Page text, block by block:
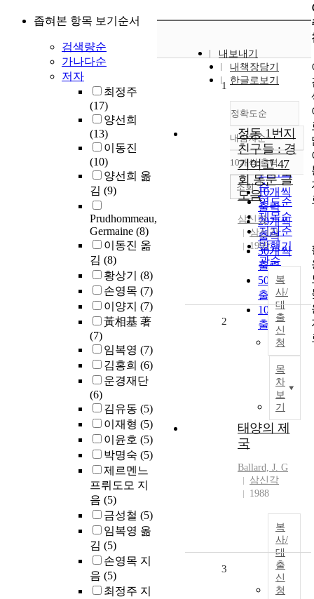
좁혀본 항목 보기순서
검색량순
가나다순
저자
최정주
(17)
양선희
(13)
이동진
(10)
양선희 옮
김 (9)
Prudhommeau,
Germaine (8)
이동진 옮
김 (8)
황상기 (8)
손영목 (7)
이양지 (7)
黃相基 著
(7)
임복영 (7)
김홍희 (6)
운경재단
(6)
김유동 (5)
이재형 (5)
이윤호 (5)
박명숙 (5)
제르멘느
프뤼도모 지
음 (5)
금성철 (5)
임복영 옮
김 (5)
손영목 지
음 (5)
최정주 지
내보내기
내책장담기
한글로보기
정확도순
정확도
순
인기도
순
연도순
제목순
저자순
발행기
관순
내림차순
내림차순
10개씩 출력
10개씩
출력
20개씩
출력
30개씩
출력
50개씩
출력
100개씩
출력
조회
1
정동 1번지
친구들 : 경
기여고 47
회 동문 글
모음
삼신각
삼신각
1999
복
사/
대
출
신
청
목
차
보
기
2
태양의 제
국
Ballard, J. G
삼신각
1988
복
사/
대
출
신
청
3